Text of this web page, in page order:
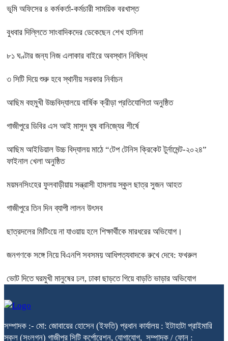
ভূমি অফিসের ৪ কর্মকর্তা-কর্মচারী সাময়িক বরখাস্ত
বুধবার দিল্লিতে সাংবাদিকদের ডেকেছেন শেখ হাসিনা
৮১ ঘণ্টার জন্য নিজ এলাকার বাইরে অবস্থান নিষিদ্ধ
৩ সিটি দিয়ে শুরু হবে স্থানীয় সরকার নির্বাচন
আছিম বহুমুখী উচ্চবিদ্যালয়ে বার্ষিক ক্রীড়া প্রতিযোগিতা অনুষ্ঠিত
গাজীপুরে ডিবির এস আই মাসুদ ঘুষ বানিজ্যের শীর্ষে
আছিম আইডিয়াল উচ্চ বিদ্যালয় মাঠে “টেপ টেনিস ক্রিকেট টুর্নামেন্ট-২০২৪”
ফাইনাল খেলা অনুষ্ঠিত
ময়মনসিংহের ফুলবাড়ীয়ায় সন্ত্রাসী হামলায় স্কুল ছাত্র সুজন আহত
গাজীপুরে তিন দিন ব্যাপী লালন উৎসব
ছাত্রদলের মিটিংয়ে না যাওয়ায় হলে শিক্ষার্থীকে মারধরের অভিযোগ।
জনগণকে সঙ্গে নিয়ে বিএনপি সবসময় আধিপত্যবাদকে রুখে দেবে: ফখরুল
ভোট দিতে ঘরমুখী মানুষের ঢল, ঢাকা ছাড়তে গিয়ে বাড়তি ভাড়ার অভিযোগ
সম্পাদক :- মো: জোবায়ের হোসেন (ইফতি) প্রধান কার্যালয় : ইটাহাটা প্রাইমারি
স্কুল (সংলগ্ন) গাজীপুর সিটি কর্পোরেশন, যোগাযোগ, সম্পাদক / ফোন :